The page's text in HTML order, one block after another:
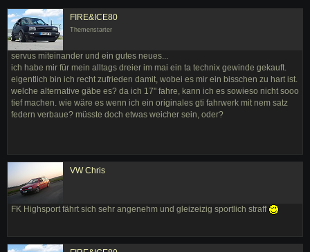
FIRE&ICE80
Themenstarter
servus miteinander und ein gutes neues...
ich habe mir für mein alltags dreier im mai ein ta technix gewinde gekauft.
eigentlich bin ich recht zufrieden damit, wobei es mir ein bisschen zu hart ist.
welche alternative gäbe es? da ich 17" fahre, kann ich es sowieso nicht sooo
tief machen. wie wäre es wenn ich ein originales gti fahrwerk mit nem satz
federn verbaue? müsste doch etwas weicher sein, oder?
VW Chris
FK Highsport fährt sich sehr angenehm und gleizeizig sportlich straff